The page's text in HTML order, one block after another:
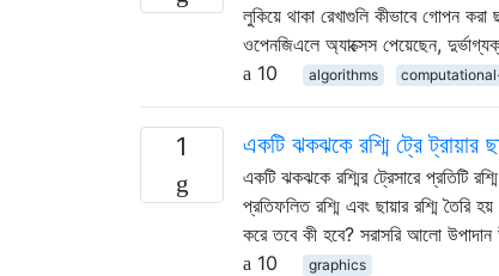
লুকিয়ে থাকা রেখাগুলি কীভাবে গোপন
ওপেনজিএলে অ্যাক্সেস পেয়েছেন,
10
algorithms
1 একটি ঝকঝকে রশ্মি ট্রে ট্রায়ার
একটি ঝকঝকে রশ্মির ট্রেসারে প্রতিটি
প্রতিফলিত রশ্মি এবং ছায়ার রশ্মি তৈরি
করে তবে কী হবে? সরাসরি আলো
10
graphics